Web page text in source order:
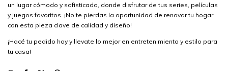
un lugar cómodo y sofisticado, donde disfrutar de tus series, películas
y juegos favoritos. ¡No te pierdas la oportunidad de renovar tu hogar
con esta pieza clave de calidad y diseño!
¡Hacé tu pedido hoy y llevate lo mejor en entretenimiento y estilo para
tu casa!